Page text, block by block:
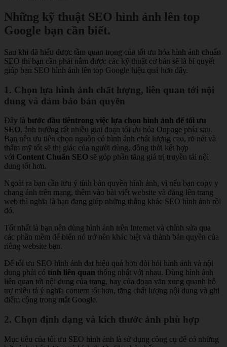
Những kỹ thuật SEO hình ảnh lên top
Google bạn cần biết.
Sau khi đã hiểu được tầm quan trọng của tối ưu hóa hình ảnh chuẩn
SEO thì bạn cần phải nắm được các kỹ thuật cơ bản sẽ là bí quyết
giúp bạn SEO hình ảnh lên top Google hiệu quả hơn đây.
1. Chọn lựa hình ảnh chất lượng, liên quan tới nội
dung và đảm bảo bản quyền
Đây là bước đầu tiêntrong việc lựa chọn hình ảnh để tối ưu
SEO, ảnh hưởng rất nhiều giai đoạn tối ưu hóa Onpage phía sau.
Bạn nên ưu tiên chọn nguồn có hình ảnh chất lượng cao, rõ nét và
thẩm mỹ tốt sẽ thị giác của người dùng, đồng thời kết hợp
với Content Chuẩn SEO sẽ góp phần tăng giá trị truyền tải nội
dung tốt hơn.
Ngoài ra bạn cần lưu ý tính bản quyền hình ảnh, vì nếu bạn copy y
chang ảnh trên mạng, thêm vào bài viết website và đăng lên trang
web thì nghĩa là bạn đang giúp những thằng khác SEO hình ảnh rồi
đó.
Tốt nhất là bạn nên dùng hình ảnh trên Internet và chỉnh sửa qua
các phần mềm để biến nó trở nên khác biệt và thành bản quyền của
riêng website bạn.
Để tối ưu SEO hình ảnh đạt hiệu quả hơn đòi hỏi hình ảnh và nội
dung phải có tính liên quan thống nhất với nhau. Dùng hình ảnh
liên quan tới nội dung của trang, hay của đoạn văn xung quanh hỗ
trợ miêu tả ý nghĩa content tốt hơn, tăng chất lượng nội dung và ghi
điểm cộng trong mắt Google.
2. Chọn định dạng và kích thước ảnh phù hợp
Mục tiêu của tối ưu SEO hình ảnh là sử dụng công cụ để có những